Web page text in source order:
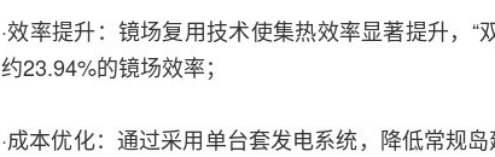
·效率提升：镜场复用技术使集热效率显著提升，“
约23.94%的镜场效率；
·成本优化：通过采用单台套发电系统，降低常规